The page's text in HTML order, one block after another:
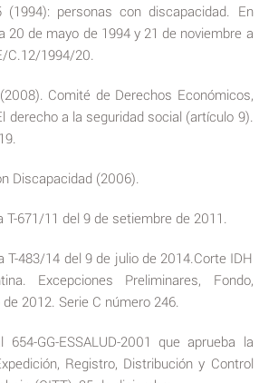
personas con discapacidad. En
de mayo de 1994 y 21 de noviembre a
C.12/1994/20.
Comité de Derechos Económicos,
derecho a la seguridad social (artículo 9).
Discapacidad (2006).
671/11 del 9 de setiembre de 2011.
483/14 del 9 de julio de 2014.Corte IDH
Excepciones Preliminares, Fondo,
2012. Serie C número 246.
GG-ESSALUD-2001 que aprueba la
Registro, Distribución y Control